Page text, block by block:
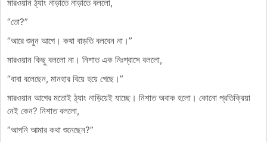
মারওয়ান ঠ্যাং নাড়াতে নাড়াতে বললো,
“তো?”
“আরে শুনুন আগে। কথা বাড়তি বলবেন না।”
মারওয়ান কিছু বললো না। নিশাত এক নিঃশ্বাসে বললো,
“বাবা বলেছেন, মানহার বিয়ে হয়ে গেছে।”
মারওয়ান আগের মতোই ঠ্যাং নাড়িয়েই যাচ্ছে। নিশাত অবাক হলো। কোনো প্রতিক্রিয়া
নেই কেন? নিশাত বললো,
“আপনি আমার কথা শুনেছেন?”